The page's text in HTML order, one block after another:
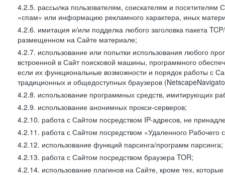
4.2.5. рассылка пользователям, соискателям и
«спам» или информацию рекламного характера, иных
4.2.6. имитация и/или подделка любого заголовка пакета
размещенном на Сайте материале;
4.2.7. использование или попытки использования любого
встроенной в Сайт поисковой машины, программного
если их функциональные возможности и порядок работы с
традиционных и общедоступных браузеров
4.2.8. использование программных средств, имитирующих
4.2.9. использование анонимных прокси-серверов;
4.2.10. работа с Сайтом посредством IP-адресов, не
4.2.11. работа с Сайтом посредством «Удаленного Рабочего
4.2.12. использование функций парсинга/программ парсинга;
4.2.13. работа с Сайтом посредством браузера TOR;
4.2.14. использование плагинов на Сайте, кроме тех,